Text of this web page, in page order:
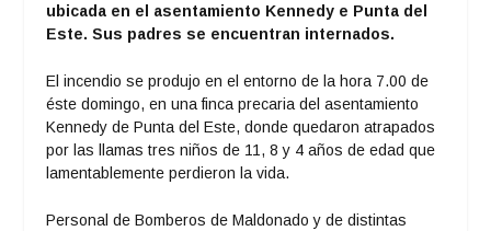
ubicada en el asentamiento Kennedy e Punta del
Este. Sus padres se encuentran internados.
El incendio se produjo en el entorno de la hora 7.00 de
éste domingo, en una finca precaria del asentamiento
Kennedy de Punta del Este, donde quedaron atrapados
por las llamas tres niños de 11, 8 y 4 años de edad que
lamentablemente perdieron la vida.
Personal de Bomberos de Maldonado y de distintas